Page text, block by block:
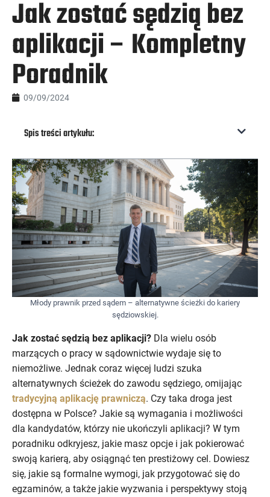
Jak zostać sędzią bez
aplikacji – Kompletny
Poradnik
09/09/2024
Spis treści artykułu:
Młody prawnik przed sądem – alternatywne ścieżki do kariery
sędziowskiej.
Jak zostać sędzią bez aplikacji? Dla wielu osób
marzących o pracy w sądownictwie wydaje się to
niemożliwe. Jednak coraz więcej ludzi szuka
alternatywnych ścieżek do zawodu sędziego, omijając
tradycyjną aplikację prawniczą. Czy taka droga jest
dostępna w Polsce? Jakie są wymagania i możliwości
dla kandydatów, którzy nie ukończyli aplikacji? W tym
poradniku odkryjesz, jakie masz opcje i jak pokierować
swoją karierą, aby osiągnąć ten prestiżowy cel. Dowiesz
się, jakie są formalne wymogi, jak przygotować się do
egzaminów, a także jakie wyzwania i perspektywy stoją